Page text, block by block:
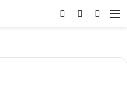
Switch
Войти